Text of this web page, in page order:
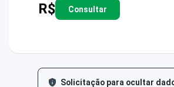
R$ Consultar
Solicitação para ocultar